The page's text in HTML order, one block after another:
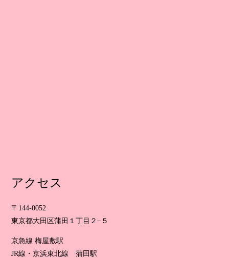
アクセス
〒144-0052
東京都大田区蒲田１丁目２−５
京急線 梅屋敷駅
JR線・京浜東北線 蒲田駅